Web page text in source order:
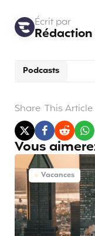
Podcasts
Écrit par
Share This Article
Vous
Vacances